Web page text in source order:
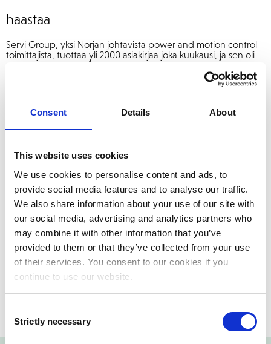
Consent Details About
This website uses cookies
We use cookies to personalise content and ads, to
provide social media features and to analyse our traffic.
We also share information about your use of our site with
our social media, advertising and analytics partners who
may combine it with other information that you’ve
provided to them or that they’ve collected from your use
of their services. You consent to our cookies if you
continue to use our website.
Selection
Strictly necessary
haastaa
Servi Group, yksi Norjan johtavista power and motion control -
toimittajista, tuottaa yli 2000 asiakirjaa joka kuukausi, ja sen oli
saatava nämä kirjat ifs-sovelluksiin™ tehokkaasti ja turvallisesti.
Servi Group halusi ratkaisun, joka voisi tarkistaa heidän
Tulos
Addovation toimitti Servi Groupille asiakirja-agentin. Asiakirja-
asiakaspalvelija toimii tehokkaasti 24/7 ja tukee monia eri
syöttökanavia. Tehokkaat ratkaisut varmistavat, että asiakirjat
kuitataan IFS-™, oikeaan liiketoimintaan oikeaan aikaan.
Ratkaisu toimitettu